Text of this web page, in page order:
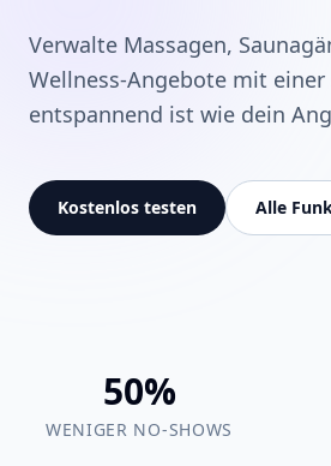
Verwalte Massagen,
Wellness-Angebote mit einer
entspannend ist wie dein
Kostenlos testen Alle
50%
WENIGER NO-SHOWS